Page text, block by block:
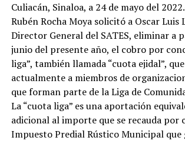
Culiacán, Sinaloa, a 24 de mayo del
Rubén Rocha Moya solicitó a Oscar Luis
Director General del SATES, eliminar a
junio del presente año, el cobro por
liga”, también llamada “cuota ejidal”,
actualmente a miembros de
que forman parte de la Liga de
La “cuota liga” es una aportación
adicional al importe que se recauda por
Impuesto Predial Rústico Municipal que